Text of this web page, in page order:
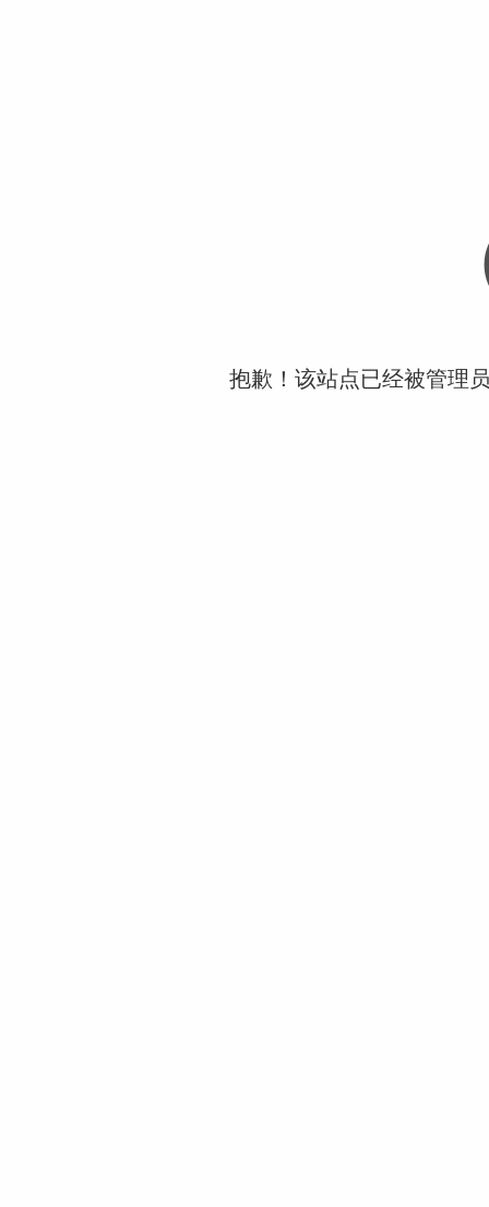
抱歉！该站点已经被管理